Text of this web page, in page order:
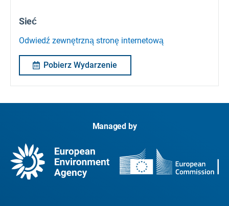
Sieć
Odwiedź zewnętrzną stronę internetową
Pobierz Wydarzenie
Managed by